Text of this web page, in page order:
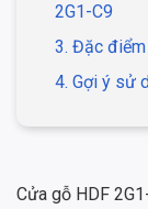
2G1-C9
3. Đặc
4. Gợi ý sử
Cửa gỗ HDF